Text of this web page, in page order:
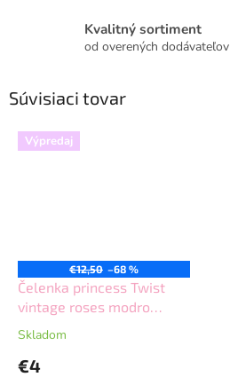
Kvalitný sortiment
od overených dodávateľov
Súvisiaci tovar
Výpredaj
€12,50 –68 %
Čelenka princess Twist
vintage roses modro
Skladom
€4